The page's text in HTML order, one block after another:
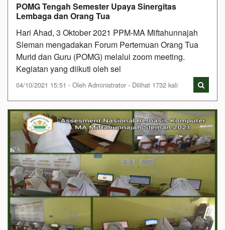
POMG Tengah Semester Upaya Sinergitas
Lembaga dan Orang Tua
Hari Ahad, 3 Oktober 2021 PPM-MA Miftahunnajah
Sleman mengadakan Forum Pertemuan Orang Tua
Murid dan Guru (POMG) melalui zoom meeting.
Kegiatan yang diikuti oleh sel
04/10/2021 15:51 - Oleh Administrator - Dilihat 1732 kali